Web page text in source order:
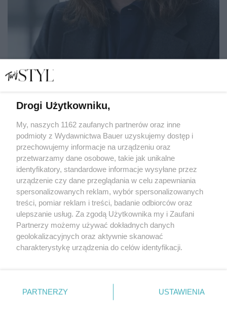
rozmowa"
BEATA NOWICKA
WYWIAD
POLITYKA PRYWATNOŚCI
Drogi Użytkowniku,
My, naszych 1162 zaufanych partnerów oraz inne
podmioty z Wydawnictwa Bauer uzyskujemy dostęp i
przechowujemy informacje na urządzeniu oraz
przetwarzamy dane osobowe, takie jak unikalne
identyfikatory, standardowe informacje wysyłane przez
urządzenie czy dane przeglądania w celu zapewniania
spersonalizowanych reklam, wybór spersonalizowanych
treści, pomiar reklam i treści, badanie odbiorców oraz
ulepszanie usług. Za zgodą Użytkownika my i Zaufani
Partnerzy możemy używać dokładnych danych
geolokalizacyjnych oraz aktywnie skanować
charakterystykę urządzenia do celów identyfikacji.
zmienić/wycofać klikając przycisk ustawień prywatności
znajdujący się w lewym dolnym rogu strony
PARTNERZY USTAWIENIA